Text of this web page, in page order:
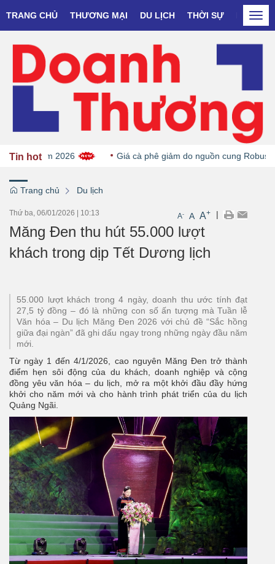
TRANG CHỦ THƯƠNG MẠI DU LỊCH THỜI SỰ DOANH
Tin hot
năm 2026 Giá cà phê giảm do nguồn cung Robusta gia
Trang chủ Du lịch
Thứ ba, 06/01/2026 10:13 A- A A+ |
Măng Đen thu hút 55.000 lượt
khách trong dịp Tết Dương lịch
55.000 lượt khách trong 4 ngày, doanh thu ước tính đạt
27,5 tỷ đồng – đó là những con số ấn tượng mà Tuần lễ
Văn hóa – Du lịch Măng Đen 2026 với chủ đề “Sắc hồng
giữa đại ngàn” đã ghi dấu ngay trong những ngày đầu năm
mới.
Từ ngày 1 đến 4/1/2026, cao nguyên Măng Đen trở thành
điểm hẹn sôi động của du khách, doanh nghiệp và cộng
đồng yêu văn hóa – du lịch, mở ra một khởi đầu đầy hứng
khởi cho năm mới và cho hành trình phát triển của du lịch
Quảng Ngãi.